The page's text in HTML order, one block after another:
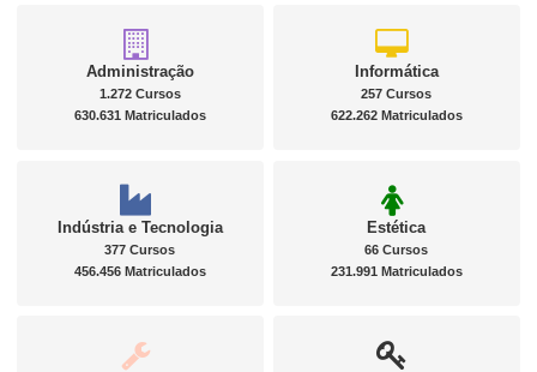
Administração
1.272 Cursos
630.631 Matriculados
Informática
257 Cursos
622.262 Matriculados
Indústria e Tecnologia
377 Cursos
456.456 Matriculados
Estética
66 Cursos
231.991 Matriculados